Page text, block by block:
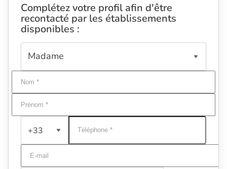
Complétez votre profil afin d'être
recontacté par les établissements
disponibles :
+33